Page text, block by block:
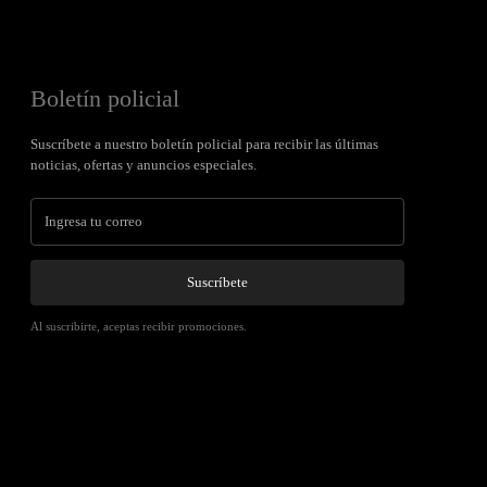
Boletín policial
Suscríbete a nuestro boletín policial para recibir las últimas
noticias, ofertas y anuncios especiales.
Suscríbete
Al suscribirte, aceptas recibir promociones.